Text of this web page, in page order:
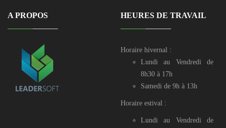
A PROPOS HEURES DE TRAVAIL
Horaire hivernal :
Lundi au Vendredi de
8h30 à 17h
Samedi de 9h à 13h
Horaire estival :
Lundi au Vendredi de